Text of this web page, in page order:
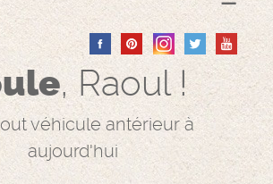
, Raoul !
véhicule antérieur à
aujourd'hui